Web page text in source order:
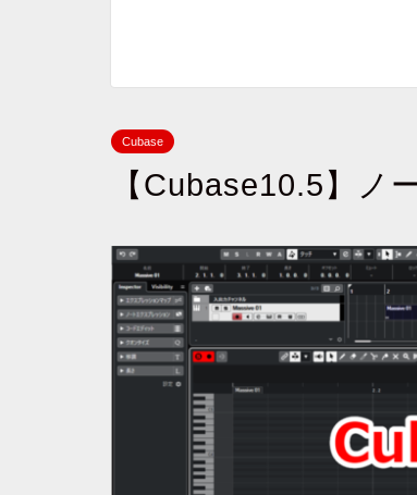
Cubase
【Cubase10.5】ノ